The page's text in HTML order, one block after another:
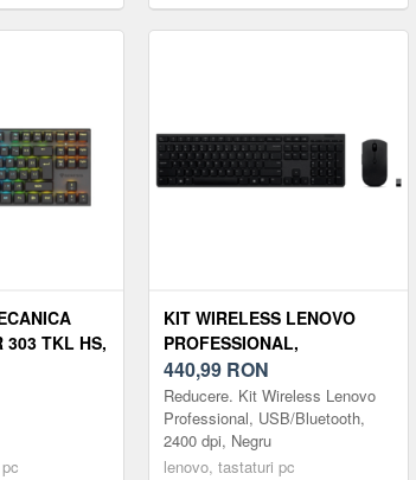
303 TKL HS,
RGB,
KIT WIRELESS LENOVO
PROFESSIONAL,
USB/BLUETOOTH, 2400 DPI,
NEGRU
440,99 RON
Reducere. Kit Wireless Lenovo
Professional, USB/Bluetooth,
2400 dpi, Negru
lenovo, tastaturi pc